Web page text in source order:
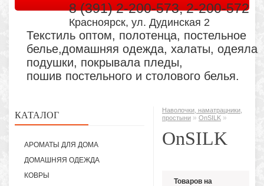
8 (391) 2-200-573, 2-200-572
Красноярск, ул. Дудинская 2
Текстиль оптом, полотенца, постельное
белье,домашняя одежда, халаты, одеяла
подушки, покрывала пледы,
пошив постельного и столового белья.
КАТАЛОГ
АРОМАТЫ ДЛЯ ДОМА
ДОМАШНЯЯ ОДЕЖДА
КОВРЫ
Наволочки, наматрацники,
простыни » OnSILK »
OnSILK
Товаров на